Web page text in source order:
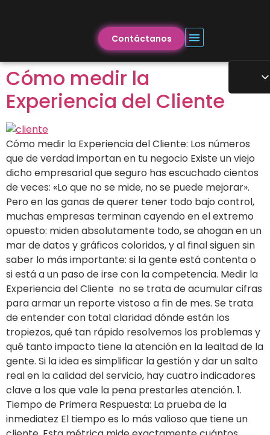
Contáctanos
Cómo medir la
Experiencia del Cliente
Cómo medir la Experiencia del Cliente: Los números
que de verdad importan en tu negocio Existe un viejo
dicho empresarial que seguro has escuchado cientos
de veces: «Lo que no se mide, no se puede mejorar».
Pero en las ganas de querer tener todo bajo control,
muchas empresas terminan cayendo en el extremo
opuesto: miden absolutamente todo, se ahogan en un
mar de datos y gráficos coloridos, y al final siguen sin
saber lo más importante: si la gente está contenta o
si está a un paso de irse con la competencia. Medir la
Experiencia del Cliente no se trata de acumular cifras
para armar un reporte vistoso a fin de mes. Se trata
de entender con total claridad dónde están los
tropiezos, qué tan rápido resolvemos los problemas y
qué tanto impacto tiene la atención en la lealtad de la
gente. Si la idea es simplificar la gestión y dar un salto
real en la calidad del servicio, hay cuatro indicadores
clave a los que vale la pena prestarles atención. 1.
Tiempo de Primera Respuesta: La prueba de la
inmediatez El tiempo es lo más valioso que tiene un